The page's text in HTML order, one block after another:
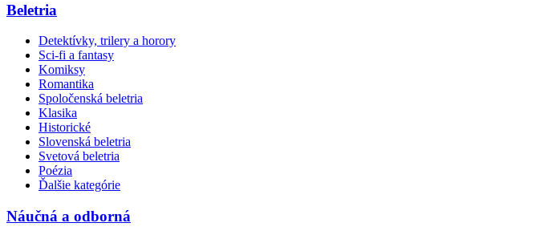
Beletria
Detektívky, trilery a horory
Sci-fi a fantasy
Komiksy
Romantika
Spoločenská beletria
Klasika
Historické
Slovenská beletria
Svetová beletria
Poézia
Ďalšie kategórie
Náučná a odborná